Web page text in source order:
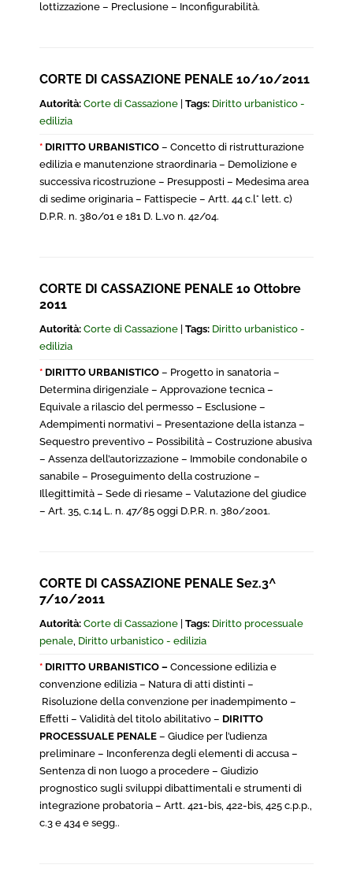
lottizzazione – Preclusione – Inconfigurabilità.
CORTE DI CASSAZIONE PENALE 10/10/2011
Autorità: Corte di Cassazione Tags: Diritto urbanistico -
edilizia
* DIRITTO URBANISTICO – Concetto di ristrutturazione
edilizia e manutenzione straordinaria – Demolizione e
successiva ricostruzione – Presupposti – Medesima area
di sedime originaria – Fattispecie – Artt. 44 c.l° lett. c)
D.P.R. n. 380/01 e 181 D. L.vo n. 42/04.
CORTE DI CASSAZIONE PENALE 10 Ottobre
2011
Autorità: Corte di Cassazione Tags: Diritto urbanistico -
edilizia
* DIRITTO URBANISTICO – Progetto in sanatoria –
Determina dirigenziale – Approvazione tecnica –
Equivale a rilascio del permesso – Esclusione –
Adempimenti normativi – Presentazione della istanza –
Sequestro preventivo – Possibilità – Costruzione abusiva
– Assenza dell’autorizzazione – Immobile condonabile o
sanabile – Proseguimento della costruzione –
Illegittimità – Sede di riesame – Valutazione del giudice
– Art. 35, c.14 L. n. 47/85 oggi D.P.R. n. 380/2001.
CORTE DI CASSAZIONE PENALE Sez.3^
7/10/2011
Autorità: Corte di Cassazione Tags: Diritto processuale
penale, Diritto urbanistico - edilizia
* DIRITTO URBANISTICO – Concessione edilizia e
convenzione edilizia – Natura di atti distinti –
Risoluzione della convenzione per inadempimento –
Effetti – Validità del titolo abilitativo – DIRITTO
PROCESSUALE PENALE – Giudice per l’udienza
preliminare – Inconferenza degli elementi di accusa –
Sentenza di non luogo a procedere – Giudizio
prognostico sugli sviluppi dibattimentali e strumenti di
integrazione probatoria – Artt. 421-bis, 422-bis, 425 c.p.p.,
c.3 e 434 e segg..